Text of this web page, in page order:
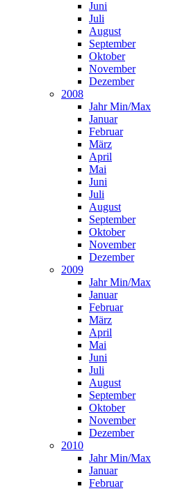
Juni
Juli
August
September
Oktober
November
Dezember
2008
Jahr Min/Max
Januar
Februar
März
April
Mai
Juni
Juli
August
September
Oktober
November
Dezember
2009
Jahr Min/Max
Januar
Februar
März
April
Mai
Juni
Juli
August
September
Oktober
November
Dezember
2010
Jahr Min/Max
Januar
Februar